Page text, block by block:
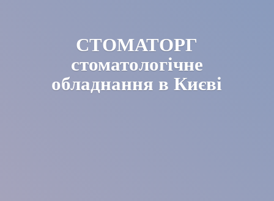
СТОМАТОРГ
стоматологічне
обладнання в Києві